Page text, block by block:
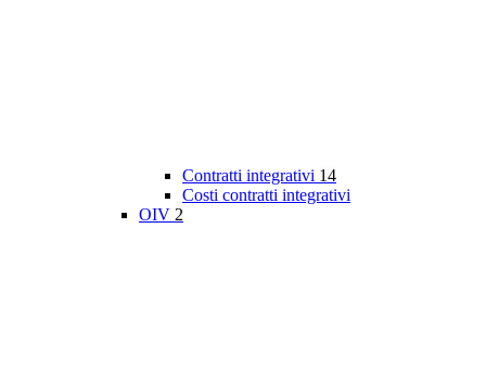
Contratti integrativi 14
Costi contratti integrativi
OIV 2